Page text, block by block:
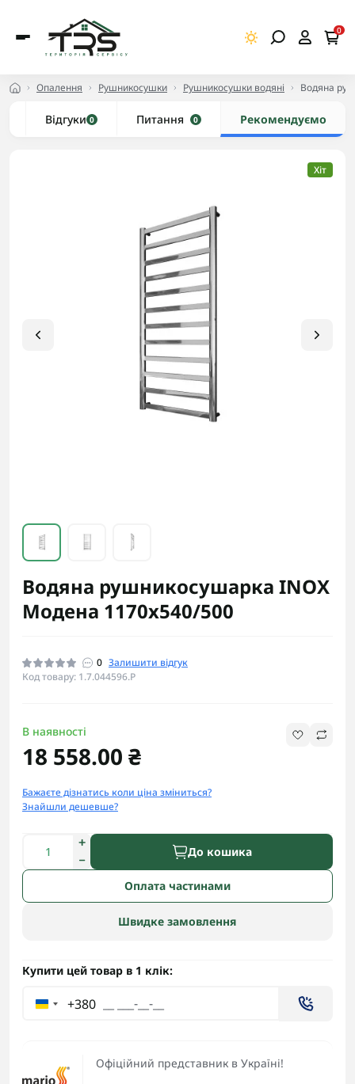
0
Опалення Рушникосушки Рушникосушки водяні Водяна
Відгуки 0 Питання 0 Рекомендуємо
Хіт
Водяна рушникосушарка INOX
Модена 1170х540/500
0 Залишити відгук
Код товару: 1.7.044596.P
Офіційний представник в Україні!
В наявності
18 558.00 ₴
Бажаєте дізнатись коли ціна зміниться?
Знайшли дешевше?
До кошика
Оплата частинами
Швидке замовлення
Купити цей товар в 1 клік:
+380